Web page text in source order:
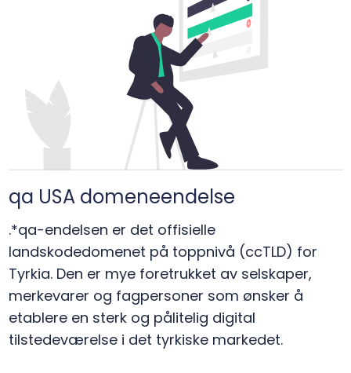
qa USA domeneendelse
.*qa-endelsen er det offisielle
landskodedomenet på toppnivå (ccTLD) for
Tyrkia. Den er mye foretrukket av selskaper,
merkevarer og fagpersoner som ønsker å
etablere en sterk og pålitelig digital
tilstedeværelse i det tyrkiske markedet.